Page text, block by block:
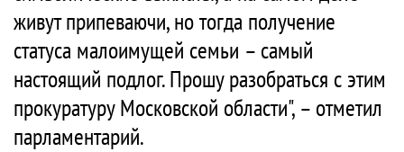
живут припеваючи, но тогда получение
статуса малоимущей семьи – самый
настоящий подлог. Прошу разобраться с этим
прокуратуру Московской области", – отметил
парламентарий.